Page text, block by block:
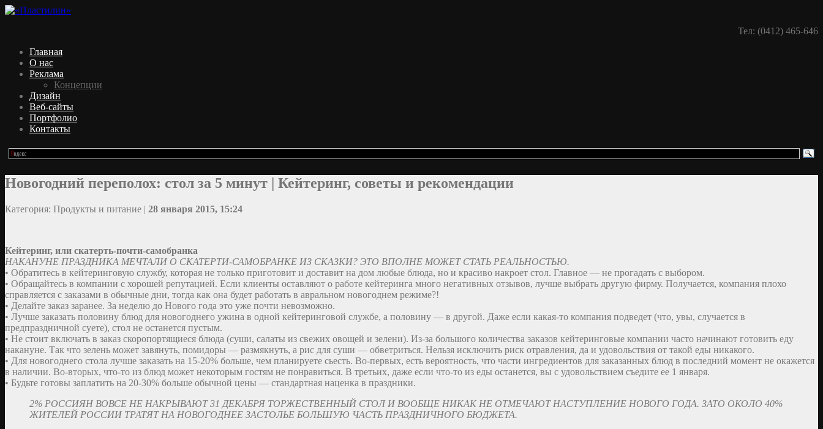
Тел: (0412) 465-646
Главная
О нас
Реклама
Концепции
Дизайн
Веб-сайты
Портфолио
Контакты
Новогодний переполох: стол за 5 минут | Кейтеринг, советы и рекомендации
Категория: Продукты и питание | 28 января 2015, 15:24
Кейтеринг, или скатерть-почти-самобранка
НАКАНУНЕ ПРАЗДНИКА МЕЧТАЛИ О СКАТЕРТИ-САМОБРАНКЕ ИЗ СКАЗКИ? ЭТО ВПОЛНЕ МОЖЕТ СТАТЬ РЕАЛЬНОСТЬЮ.
• Обратитесь в кейтеринговую службу, которая не только приготовит и доставит на дом любые блюда, но и красиво накроет стол. Главное — не прогадать с выбором.
• Обращайтесь в компании с хорошей репутацией. Если клиенты оставляют о работе кейтеринга много негативных отзывов, лучше выбрать другую фирму. Получается, компания плохо
справляется с заказами в обычные дни, тогда как она будет работать в авральном новогоднем режиме?!
• Делайте заказ заранее. За неделю до Нового года это уже почти невозможно.
• Лучше заказать половину блюд для новогоднего ужина в одной кейтеринговой службе, а половину — в другой. Даже если какая-то компания подведет (что, увы, случается в
предпраздничной суете), стол не останется пустым.
• Не стоит включать в заказ скоропортящиеся блюда (суши, салаты из свежих овощей и зелени). Из-за большого количества заказов кейтеринговые компании часто начинают готовить еду
накануне. Так что зелень может завянуть, помидоры — размякнуть, а рис для суши — обветриться. Нельзя исключить риск отравления, да и удовольствия от такой еды никакого.
• Для новогоднего стола лучше заказать на 15-20% больше, чем планируете сьесть. Во-первых, есть вероятность, что части ингредиентов для заказанных блюд в последний момент не окажется
в наличии. Во-вторых, что-то из блюд может некоторым гостям не понравиться. В третьих, даже если что-то из еды останется, вы с удовольствием съедите ее 1 января.
• Будьте готовы заплатить на 20-30% больше обычной цены — стандартная наценка в праздники.
2% РОССИЯН ВОВСЕ НЕ НАКРЫВАЮТ 31 ДЕКАБРЯ ТОРЖЕСТВЕННЫЙ СТОЛ И ВООБЩЕ НИКАК НЕ ОТМЕЧАЮТ НАСТУПЛЕНИЕ НОВОГО ГОДА. ЗАТО ОКОЛО 40%
ЖИТЕЛЕЙ РОССИИ ТРАТЯТ НА НОВОГОДНЕЕ ЗАСТОЛЬЕ БОЛЬШУЮ ЧАСТЬ ПРАЗДНИЧНОГО БЮДЖЕТА.